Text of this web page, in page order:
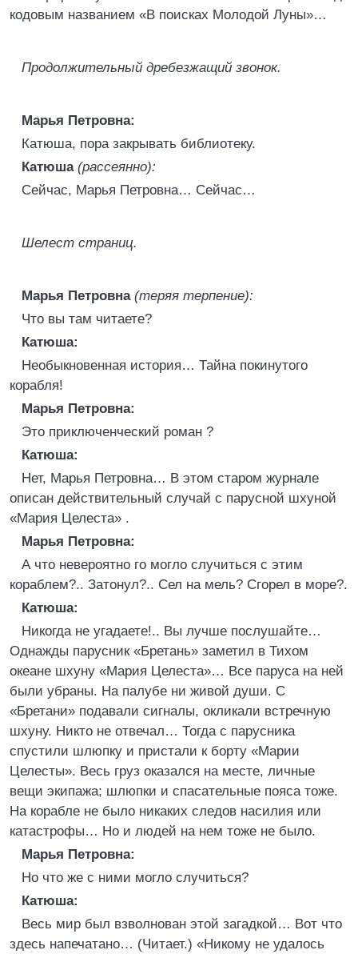
кодовым названием «В поисках Молодой Луны»…
Продолжительный дребезжащий звонок.
Марья Петровна:
Катюша, пора закрывать библиотеку.
Катюша (рассеянно):
Сейчас, Марья Петровна… Сейчас…
Шелест страниц.
Марья Петровна (теряя терпение):
Что вы там читаете?
Катюша:
Необыкновенная история… Тайна покинутого
корабля!
Марья Петровна:
Это приключенческий роман ?
Катюша:
Нет, Марья Петровна… В этом старом журнале
описан действительный случай с парусной шхуной
«Мария Целеста» .
Марья Петровна:
А что невероятно го могло случиться с этим
кораблем?.. Затонул?.. Сел на мель? Сгорел в море?.
Катюша:
Никогда не угадаете!.. Вы лучше послушайте…
Однажды парусник «Бретань» заметил в Тихом
океане шхуну «Мария Целеста»… Все паруса на ней
были убраны. На палубе ни живой души. С
«Бретани» подавали сигналы, окликали встречную
шхуну. Никто не отвечал… Тогда с парусника
спустили шлюпку и пристали к борту «Марии
Целесты». Весь груз оказался на месте, личные
вещи экипажа; шлюпки и спасательные пояса тоже.
На корабле не было никаких следов насилия или
катастрофы… Но и людей на нем тоже не было.
Марья Петровна:
Но что же с ними могло случиться?
Катюша:
Весь мир был взволнован этой загадкой… Вот что
здесь напечатано… (Читает.) «Никому не удалось